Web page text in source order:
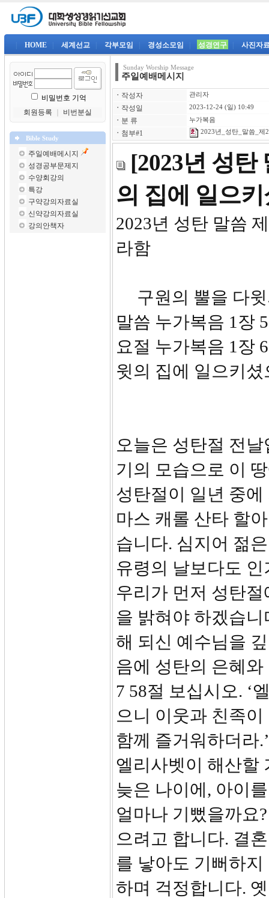
HOME 세계선교 각부모임 경성소모임 성경연구 사진자
비밀번호 기억
회원등록
비번분실
Bible Study
주일예배메시지
성경공부문제지
수양회강의
특강
구약강의자료실
신약강의자료실
강의안책자
Sunday Worship Message
주일예배메시지
ㆍ 작성자 관리자
ㆍ 작성일 2023-12-24 (일) 10:49
ㆍ 분 류 누가복음
ㆍ 첨부#1 2023년_성탄_말씀_제
[2023년 성탄
의 집에 일으
2023년
라함
구원의 뿔을 다윗
말씀 누가복음 1장
요절 누가복음 1장
윗의 집에 일으키셨
오늘은 성탄절 전
기의 모습으로 이
성탄절이 일년 중
마스 캐롤 산타 할
습니다. 심지어 젊
유령의 날보다도
우리가 먼저 성탄
을 밝혀야 하겠습
해 되신 예수님을
음에 성탄의 은혜
7 58절 보십시오. ‘
으니 이웃과 친족
함께 즐거워하더라.’
엘리사벳이 해산할
늦은 나이에, 아이
얼마나 기뻤을까요
으려고 합니다. 결
를 낳아도 기뻐하
하며 걱정합니다.